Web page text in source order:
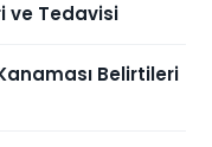
ve Tedavisi
Belirtileri